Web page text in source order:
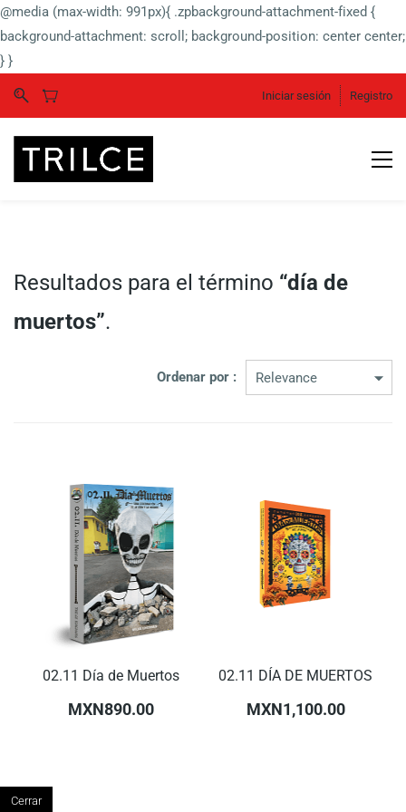
@media (max-width: 991px){ .zpbackground-attachment-fixed {
background-attachment: scroll; background-position: center center;
} }
Iniciar sesión Registro
Resultados para el término “día de
muertos”.
Ordenar por :
02.11 Día de Muertos
MXN890.00
02.11 DÍA DE MUERTOS
MXN1,100.00
Cerrar